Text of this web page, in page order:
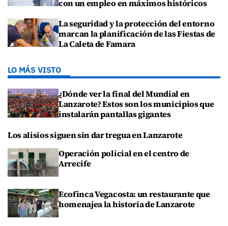
con un empleo en máximos históricos
La seguridad y la protección del entorno
marcan la planificación de las Fiestas de
La Caleta de Famara
LO MÁS VISTO
¿Dónde ver la final del Mundial en
Lanzarote? Estos son los municipios que
instalarán pantallas gigantes
Los alisios siguen sin dar tregua en Lanzarote
Operación policial en el centro de
Arrecife
Ecofinca Vegacosta: un restaurante que
homenajea la historia de Lanzarote